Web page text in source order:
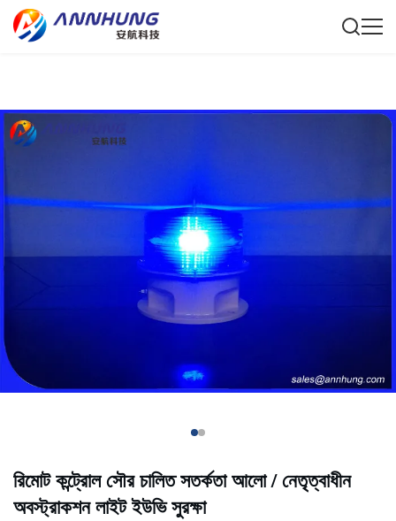
রিমোট কন্ট্রোল সৌর চালিত সতর্কতা আলো / নেতৃত্বাধীন
অবস্ট্রাকশন লাইট ইউভি সুরক্ষা